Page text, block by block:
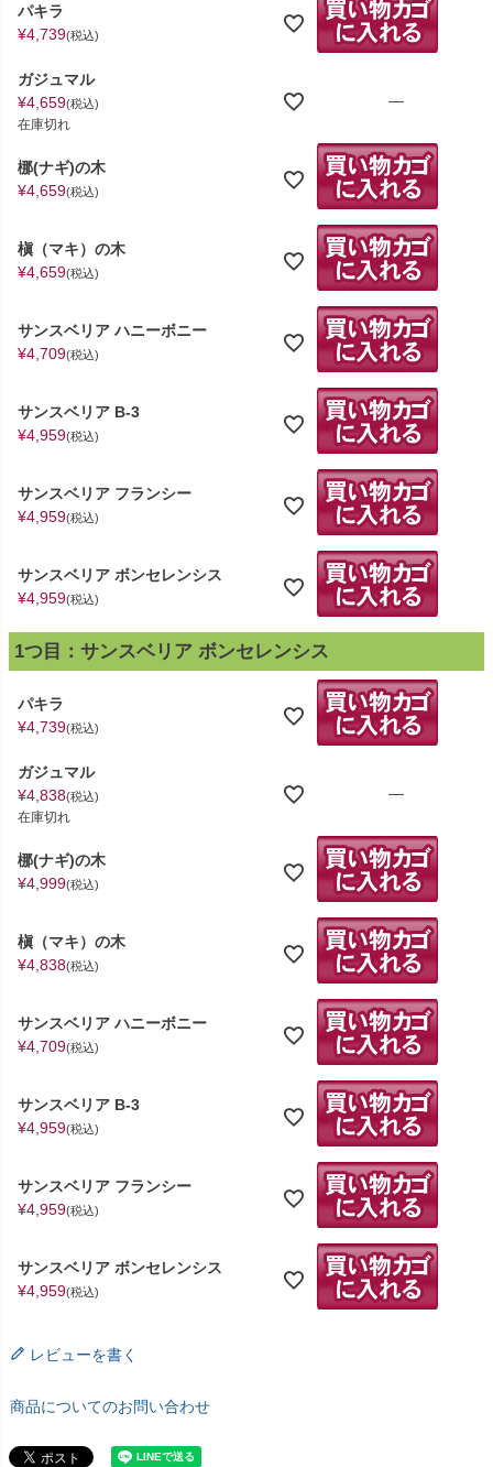
パキラ
¥4,739 税込
ガジュマル
¥4,659 税込
在庫切れ
—
梛(ナギ)の木
¥4,659 税込
槇（マキ）の木
¥4,659 税込
サンスベリア ハニーボニー
¥4,709 税込
サンスベリア B-3
¥4,959 税込
サンスベリア フランシー
¥4,959 税込
サンスベリア ボンセレンシス
¥4,959 税込
1つ目：サンスベリア ボンセレンシス
パキラ
¥4,739 税込
ガジュマル
¥4,838 税込
在庫切れ
—
梛(ナギ)の木
¥4,999 税込
槇（マキ）の木
¥4,838 税込
サンスベリア ハニーボニー
¥4,709 税込
サンスベリア B-3
¥4,959 税込
サンスベリア フランシー
¥4,959 税込
サンスベリア ボンセレンシス
¥4,959 税込
レビューを書く
商品についてのお問い合わせ